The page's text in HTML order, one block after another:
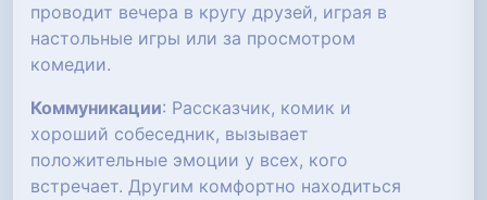
проводит вечера в кругу друзей, играя в
настольные игры или за просмотром
комедии.
Коммуникации: Рассказчик, комик и
хороший собеседник, вызывает
положительные эмоции у всех, кого
встречает. Другим комфортно находиться